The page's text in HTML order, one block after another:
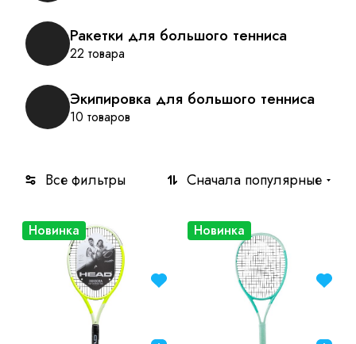
Ракетки для большого тенниса
22 товара
Экипировка для большого тенниса
10 товаров
Все фильтры Сначала популярные
Новинка Новинка